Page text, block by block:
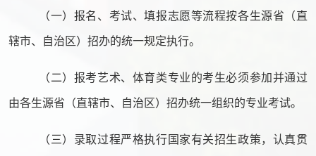
（一）报名、考试、填报志愿等流程按各生源省（直
辖市、自治区）招办的统一规定执行。
（二）报考艺术、体育类专业的考生必须参加并通过
由各生源省（直辖市、自治区）招办统一组织的专业考试。
（三）录取过程严格执行国家有关招生政策，认真贯